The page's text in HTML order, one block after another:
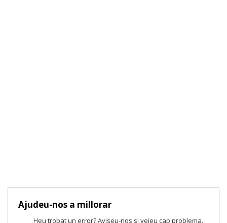
Ajudeu-nos a millorar
Heu trobat un error? Aviseu-nos si veieu cap problema.